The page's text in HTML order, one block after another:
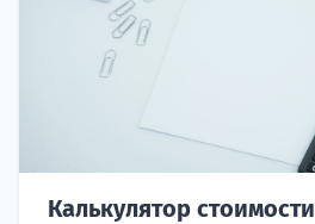
Калькулятор стоимости